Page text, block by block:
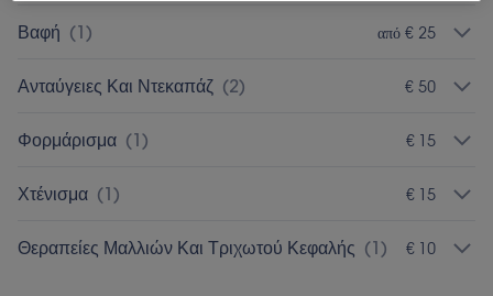
Βαφή (1) από € 25
Ανταύγειες Και Ντεκαπάζ (2) € 50
Φορμάρισμα (1) € 15
Χτένισμα (1) € 15
Θεραπείες Μαλλιών Και Τριχωτού Κεφαλής (1) € 10